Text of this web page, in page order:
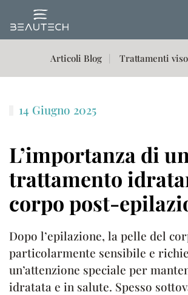
Passa al contenuto principale
Articoli Blog Trattamenti
14 Giugno 2025
L’importanza di
trattamento
corpo post-
Dopo l’epilazione, la pelle del
particolarmente sensibile e
un’attenzione speciale per
idratata e in salute. Spesso